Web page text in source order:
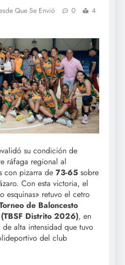
Que Se Envió 0
4
su condición de
ráfaga regional al
con pizarra de 73-65 sobre
Con esta victoria, el
esquinas» retuvo el cetro
de Baloncesto
Distrito 2026), en
de alta intensidad que tuvo
del club